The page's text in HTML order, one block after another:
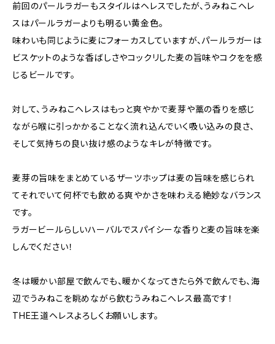
前回のパールラガーもスタイルはヘレスでしたが、うみねこヘレ
スはパールラガーよりも明るい黄金色。
味わいも同じように麦にフォーカスしていますが、パールラガーは
ビスケットのような香ばしさやコックリした麦の旨味やコクをを感
じるビールです。
対して、うみねこヘレスはもっと爽やかで麦芽や藁の香りを感じ
ながら喉に引っかかることなく流れ込んでいく吸い込みの良さ、
そして気持ちの良い抜け感のようなキレが特徴です。
麦芽の旨味をまとめているザーツホップは麦の旨味を感じられ
てそれでいて何杯でも飲める爽やかさを味わえる絶妙なバランス
です。
ラガービールらしいハーバルでスパイシーな香りと麦の旨味を楽
しんでください！
冬は暖かい部屋で飲んでも、暖かくなってきたら外で飲んでも、海
辺でうみねこを眺めながら飲むうみねこへレス最高です！
THE王道ヘレスよろしくお願いします。